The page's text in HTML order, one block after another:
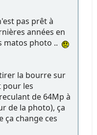
pas prêt à
années en
matos photo ..
la bourre sur
pour les
de 64Mp à
de la photo), ça
ça change ces